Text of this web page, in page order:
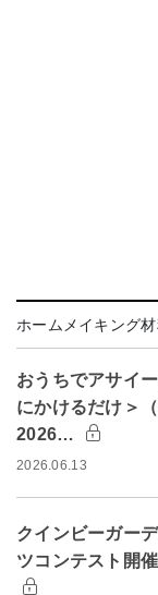
ホームメイキング
おうちでアサイ
にかけるだけ＞
2026…
2026.06.13
クインビーガー
ツコンテスト開